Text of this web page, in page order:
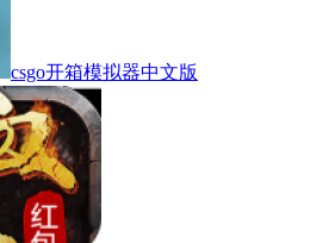
csgo开箱模拟器中文版